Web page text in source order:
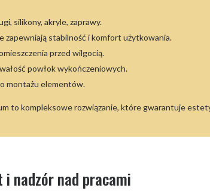
silikony, akryle, zaprawy.
zapewniają stabilność i komfort użytkowania.
przed wilgocią.
powłok wykończeniowych.
montażu elementów.
to kompleksowe rozwiązanie, które gwarantuje
i nadzór nad pracami